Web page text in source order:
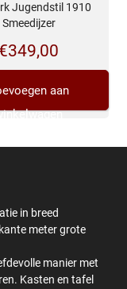
Jugendstil 1910
Smeedijzer
€349,00
aan
in breed
meter grote
manier met
Kasten en tafel